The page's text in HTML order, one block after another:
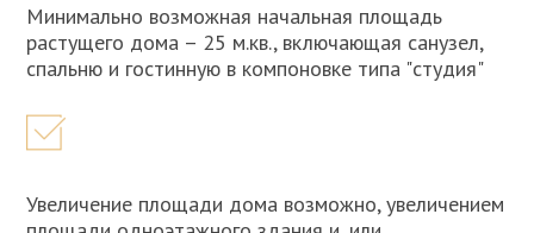
Минимально возможная начальная площадь
растущего дома – 25 м.кв., включающая санузел,
спальню и гостинную в компоновке типа "студия"
Увеличение площади дома возможно, увеличением